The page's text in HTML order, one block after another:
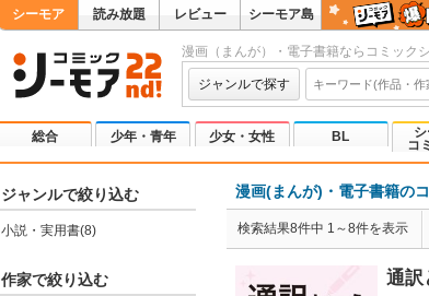
シーモア 読み放題 レビュー シーモア島
漫画（まんが）・電子書籍ならコミック
ジャンルで探す
総合 少年・青年 少女・女性 BL
コ
ジャンルで絞り込む
小説・実用書(8)
作家で絞り込む
漫画(まんが)・電子書籍の
検索結果8件中 1～8件を表示
通訳